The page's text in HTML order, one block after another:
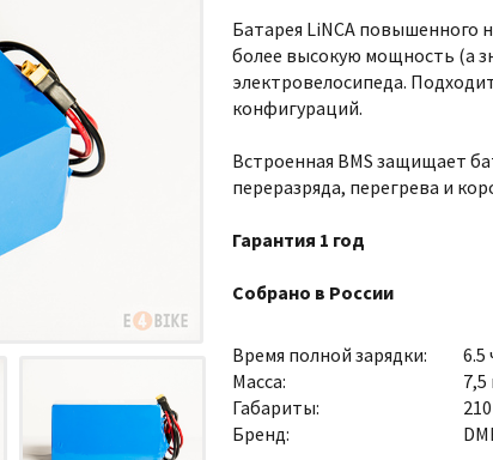
Батарея LiNCA повышенного
более высокую мощность (а
электровелосипеда.
конфигураций.
Встроенная BMS защищает
переразряда, перегрева и
Гарантия 1 год
Собрано в России
Время полной зарядки:
6.5
Масса:
7,5
Габариты:
Бренд: